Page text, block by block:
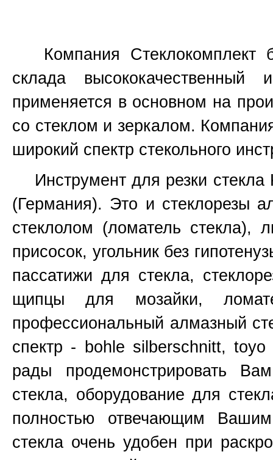
Компания Стеклокомплект
склада высококачественный
применяется в основном на
со стеклом и зеркалом.
широкий спектр стекольного
Инструмент для резки стекла
(Германия). Это и стеклорезы
стеклолом (ломатель стекла),
присосок, угольник без
пассатижи для стекла,
щипцы для мозайки,
профессиональный алмазный
спектр - bohle silberschnitt,
рады продемонстрировать
стекла, оборудование для
полностью отвечающим
стекла очень удобен при